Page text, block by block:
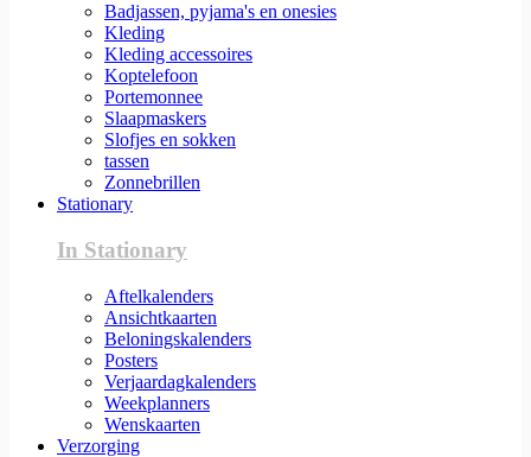
Badjassen, pyjama's en onesies
Kleding
Kleding accessoires
Koptelefoon
Portemonnee
Slaapmaskers
Slofjes en sokken
tassen
Zonnebrillen
Stationary
In Stationary
Aftelkalenders
Ansichtkaarten
Beloningskalenders
Posters
Verjaardagkalenders
Weekplanners
Wenskaarten
Verzorging